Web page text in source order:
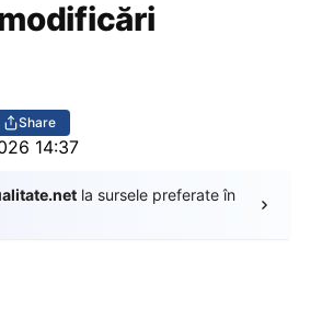
Share
14:37
la sursele preferate în